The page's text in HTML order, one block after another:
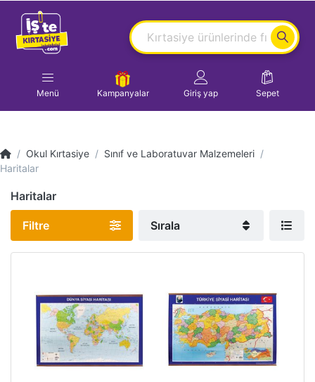
Menü Kampanyalar Giriş yap Sepet
Okul Kırtasiye
Sınıf ve Laboratuvar Malzemeleri
Haritalar
Haritalar
Filtre Sırala